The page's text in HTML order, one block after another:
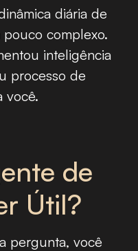
diária de
complexo.
inteligência
processo de
você.
de
Útil?
pergunta, você